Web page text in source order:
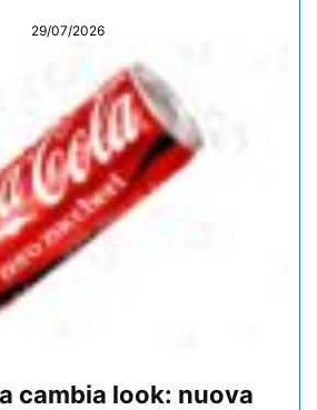
29/07/2026
cambia look: nuova